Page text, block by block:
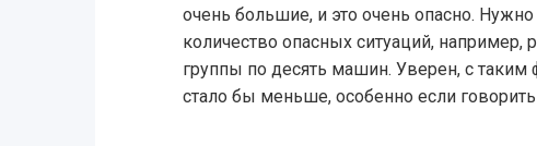
очень большие, и это очень опасно. Нужно
количество опасных ситуаций, например,
группы по десять машин. Уверен, с таким
стало бы меньше, особенно если